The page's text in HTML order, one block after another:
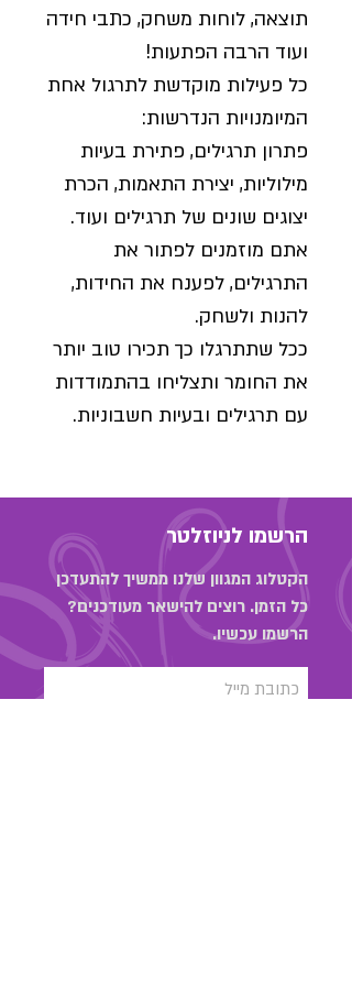
תוצאה, לוחות משחק, כתבי חידה
ועוד הרבה הפתעות!
כל פעילות מוקדשת לתרגול אחת
המיומנויות הנדרשות:
פתרון תרגילים, פתירת בעיות
מילוליות, יצירת התאמות, הכרת
יצוגים שונים של תרגילים ועוד.
אתם מוזמנים לפתור את
התרגילים, לפענח את החידות,
להנות ולשחק.
ככל שתתרגלו כך תכירו טוב יותר
את החומר ותצליחו בהתמודדות
עם תרגילים ובעיות חשבוניות.
הרשמו לניוזלטר
הקטלוג המגוון שלנו ממשיך להתעדכן
כל הזמן. רוצים להישאר מעודכנים?
הרשמו עכשיו.